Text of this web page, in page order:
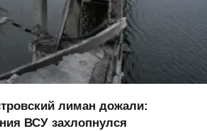
лиман дожали:
ВСУ захлопнулся